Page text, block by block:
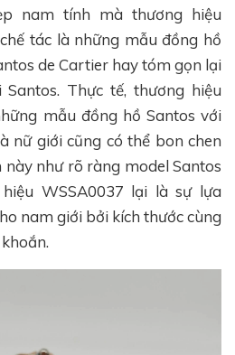
nam tính mà thương hiệu
tác là những mẫu đồng hồ
de Cartier hay tóm gọn lại
Thực tế, thương hiệu
mẫu đồng hồ Santos với
nữ giới cũng có thể bon chen
như rõ ràng model Santos
WSSA0037 lại là sự lựa
nam giới bởi kích thước cùng